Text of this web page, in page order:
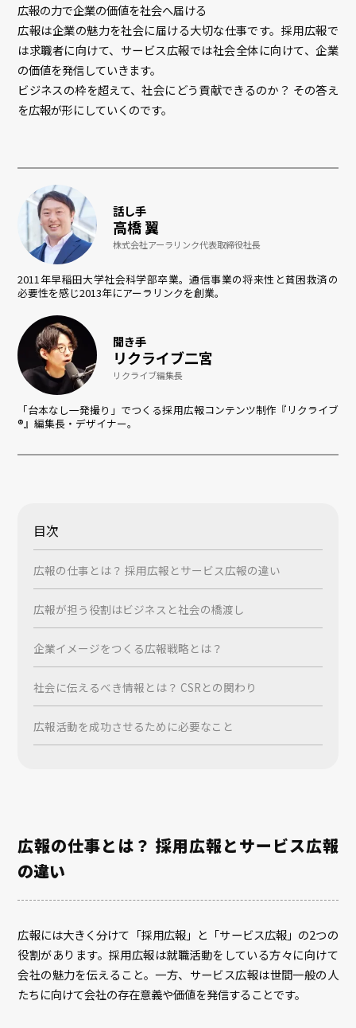
広報の力で企業の価値を社会へ届ける
広報は企業の魅力を社会に届ける大切な仕事です。採用広報で
は求職者に向けて、サービス広報では社会全体に向けて、企業
の価値を発信していきます。
ビジネスの枠を超えて、社会にどう貢献できるのか？ その答え
を広報が形にしていくのです。
話し手
高橋 翼
株式会社アーラリンク代表取締役社長
2011年早稲田大学社会科学部卒業。通信事業の将来性と貧困救済の
必要性を感じ2013年にアーラリンクを創業。
聞き手
リクライブ二宮
リクライブ編集長
「台本なし一発撮り」でつくる採用広報コンテンツ制作『リクライブ
®』編集長・デザイナー。
目次
広報の仕事とは？ 採用広報とサービス広報の違い
広報が担う役割はビジネスと社会の橋渡し
企業イメージをつくる広報戦略とは？
社会に伝えるべき情報とは？ CSRとの関わり
広報活動を成功させるために必要なこと
広報の仕事とは？ 採用広報とサービス広報
の違い
広報には大きく分けて「採用広報」と「サービス広報」の2つの
役割があります。採用広報は就職活動をしている方々に向けて
会社の魅力を伝えること。一方、サービス広報は世間一般の人
たちに向けて会社の存在意義や価値を発信することです。